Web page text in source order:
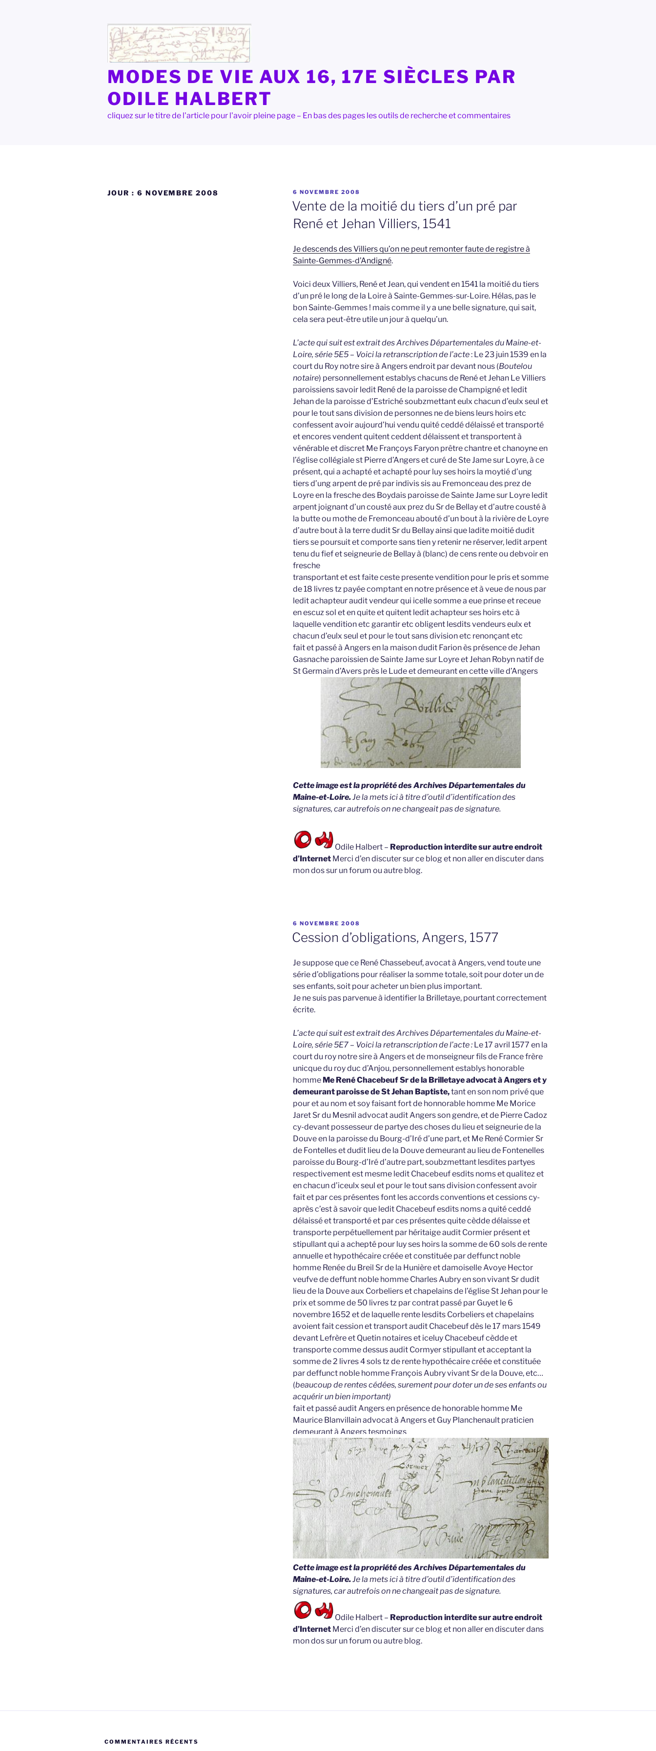
MODES DE VIE AUX 16, 17E SIÈCLES PAR
ODILE HALBERT
cliquez sur le titre de l'article pour l'avoir pleine page – En bas des pages les outils de recherche et commentaires
JOUR : 6 NOVEMBRE 2008
PUBLIÉ
LE
6 NOVEMBRE 2008
Vente de la moitié du tiers d’un pré par
René et Jehan Villiers, 1541
Je descends des Villiers qu’on ne peut remonter faute de registre à
Sainte-Gemmes-d’Andigné.
Voici deux Villiers, René et Jean, qui vendent en 1541 la moitié du tiers
d’un pré le long de la Loire à Sainte-Gemmes-sur-Loire. Hélas, pas le
bon Sainte-Gemmes ! mais comme il y a une belle signature, qui sait,
cela sera peut-être utile un jour à quelqu’un.
L’acte qui suit est extrait des Archives Départementales du Maine-et-
Loire, série 5E5 – Voici la retranscription de l’acte: Le 23 juin 1539 en la
court du Roy notre sire à Angers endroit par devant nous (Boutelou
notaire) personnellement establys chacuns de René et Jehan Le Villiers
paroissiens savoir ledit René de la paroisse de Champigné et ledit
Jehan de la paroisse d’Estriché soubzmettant eulx chacun d’eulx seul et
pour le tout sans division de personnes ne de biens leurs hoirs etc
confessent avoir aujourd’hui vendu quité ceddé délaissé et transporté
et encores vendent quitent ceddent délaissent et transportent à
vénérable et discret Me Françoys Faryon prêtre chantre et chanoyne en
l’église collégiale st Pierre d’Angers et curé de Ste Jame sur Loyre, à ce
présent, qui a achapté et achapté pour luy ses hoirs la moytié d’ung
tiers d’ung arpent de pré par indivis sis au Fremonceau des prez de
Loyre en la fresche des Boydais paroisse de Sainte Jame sur Loyre ledit
arpent joignant d’un cousté aux prez du Sr de Bellay et d’autre cousté à
la butte ou mothe de Fremonceau abouté d’un bout à la rivière de Loyre
d’autre bout à la terre dudit Sr du Bellay ainsi que ladite moitié dudit
tiers se poursuit et comporte sans tien y retenir ne réserver, ledit arpent
tenu du fief et seigneurie de Bellay à (blanc) de cens rente ou debvoir en
fresche
transportant et est faite ceste presente vendition pour le pris et somme
de 18 livres tz payée comptant en notre présence et à veue de nous par
ledit achapteur audit vendeur qui icelle somme a eue prinse et receue
en escuz sol et en quite et quitent ledit achapteur ses hoirs etc à
laquelle vendition etc garantir etc obligent lesdits vendeurs eulx et
chacun d’eulx seul et pour le tout sans division etc renonçant etc
fait et passé à Angers en la maison dudit Farion ès présence de Jehan
Gasnache paroissien de Sainte Jame sur Loyre et Jehan Robyn natif de
St Germain d’Avers près le Lude et demeurant en cette ville d’Angers
Cette image est la propriété des Archives Départementales du
Maine-et-Loire.Je la mets ici à titre d’outil d’identification des
signatures, car autrefois on ne changeait pas de signature.
Odile Halbert – Reproduction interdite sur autre endroit
d’Internet Merci d’en discuter sur ce blog et non aller en discuter dans
mon dos sur un forum ou autre blog.
PUBLIÉ
LE
6 NOVEMBRE 2008
Cession d’obligations, Angers, 1577
Je suppose que ce René Chassebeuf, avocat à Angers, vend toute une
série d’obligations pour réaliser la somme totale, soit pour doter un de
ses enfants, soit pour acheter un bien plus important.
Je ne suis pas parvenue à identifier la Brilletaye, pourtant correctement
écrite.
L’acte qui suit est extrait des Archives Départementales du Maine-et-
Loire, série 5E7 – Voici la retranscription de l’acte :Le 17 avril 1577 en la
court du roy notre sire à Angers et de monseigneur fils de France frère
unicque du roy duc d’Anjou, personnellement establys honorable
homme Me René Chacebeuf Sr de la Brilletaye advocat à Angers et y
demeurant paroisse de St Jehan Baptiste,tant en son nom privé que
pour et au nom et soy faisant fort de honnorable homme Me Morice
Jaret Sr du Mesnil advocat audit Angers son gendre, et de Pierre Cadoz
cy-devant possesseur de partye des choses du lieu et seigneurie de la
Douve en la paroisse du Bourg-d’Iré d’une part, et Me René Cormier Sr
de Fontelles et dudit lieu de la Douve demeurant au lieu de Fontenelles
paroisse du Bourg-d’Iré d’autre part, soubzmettant lesdites partyes
respectivement est mesme ledit Chacebeuf esdits noms et qualitez et
en chacun d’iceulx seul et pour le tout sans division confessent avoir
fait et par ces présentes font les accords conventions et cessions cy-
après c’est à savoir que ledit Chacebeuf esdits noms a quité ceddé
délaissé et transporté et par ces présentes quite cèdde délaisse et
transporte perpétuellement par héritaige audit Cormier présent et
stipullant qui a achepté pour luy ses hoirs la somme de 60 sols de rente
annuelle et hypothécaire créée et constituée par deffunct noble
homme Renée du Breil Sr de la Hunière et damoiselle Avoye Hector
veufve de deffunt noble homme Charles Aubry en son vivant Sr dudit
lieu de la Douve aux Corbeliers et chapelains de l’église St Jehan pour le
prix et somme de 50 livres tz par contrat passé par Guyet le 6
novembre 1652 et de laquelle rente lesdits Corbeliers et chapelains
avoient fait cession et transport audit Chacebeuf dès le 17 mars 1549
devant Lefrère et Quetin notaires et iceluy Chacebeuf cèdde et
transporte comme dessus audit Cormyer stipullant et acceptant la
somme de 2 livres 4 sols tz de rente hypothécaire créée et constituée
par deffunct noble homme François Aubry vivant Sr de la Douve, etc…
(beaucoup de rentes cédées, surement pour doter un de ses enfants ou
acquérir un bien important)
fait et passé audit Angers en présence de honorable homme Me
Maurice Blanvillain advocat à Angers et Guy Planchenault praticien
demeurant à Angers tesmoings
Cette image est la propriété des Archives Départementales du
Maine-et-Loire.Je la mets ici à titre d’outil d’identification des
signatures, car autrefois on ne changeait pas de signature.
Odile Halbert – Reproduction interdite sur autre endroit
d’Internet Merci d’en discuter sur ce blog et non aller en discuter dans
mon dos sur un forum ou autre blog.
COMMENTAIRES RÉCENTS